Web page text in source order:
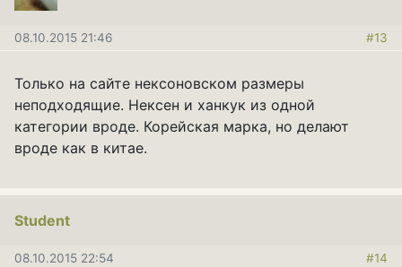
08.10.2015 21:46 #13
Только на сайте нексоновском размеры
неподходящие. Нексен и ханкук из одной
категории вроде. Корейская марка, но делают
вроде как в китае.
Student
08.10.2015 22:54 #14